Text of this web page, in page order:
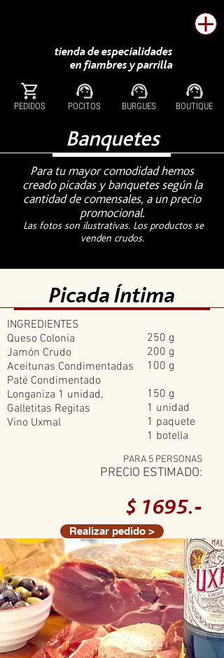
tienda de especialidades
en fiambres y parrilla
PEDIDOS POCITOS BURGUES BOUTIQUE
Banquetes
Para tu mayorcomodidadhemos
creado picadas y banquetes según la
cantidad de comensales, a un precio
promocional.
Las fotos son ilustrativas. Los productos se
venden crudos.
Picada Íntima
INGREDIENTES
Queso Colonia
Jamón Crudo
Aceitunas Condimentadas
Paté Condimentado
Longaniza 1 unidad,
Galletitas Regitas
Vino Uxmal
250 g
200 g
100 g
150 g
1 unidad
1 paquete
1 botella
PARA 5 PERSONAS
PRECIO ESTIMADO:
$ 1695.-
Realizar pedido >